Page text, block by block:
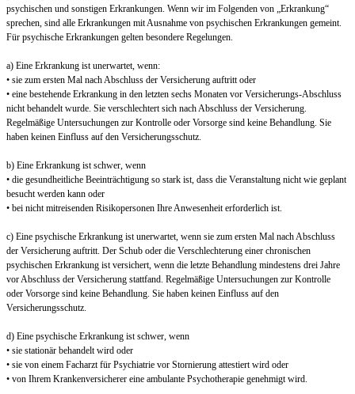
psychischen und sonstigen Erkrankungen. Wenn wir im Folgenden von „Erkrankung“
sprechen, sind alle Erkrankungen mit Ausnahme von psychischen Erkrankungen gemeint.
Für psychische Erkrankungen gelten besondere Regelungen.
a) Eine Erkrankung ist unerwartet, wenn:
• sie zum ersten Mal nach Abschluss der Versicherung auftritt oder
• eine bestehende Erkrankung in den letzten sechs Monaten vor Versicherungs-Abschluss
nicht behandelt wurde. Sie verschlechtert sich nach Abschluss der Versicherung.
Regelmäßige Untersuchungen zur Kontrolle oder Vorsorge sind keine Behandlung. Sie
haben keinen Einfluss auf den Versicherungsschutz.
b) Eine Erkrankung ist schwer, wenn
• die gesundheitliche Beeinträchtigung so stark ist, dass die Veranstaltung nicht wie geplant
besucht werden kann oder
• bei nicht mitreisenden Risikopersonen Ihre Anwesenheit erforderlich ist.
c) Eine psychische Erkrankung ist unerwartet, wenn sie zum ersten Mal nach Abschluss
der Versicherung auftritt. Der Schub oder die Verschlechterung einer chronischen
psychischen Erkrankung ist versichert, wenn die letzte Behandlung mindestens drei Jahre
vor Abschluss der Versicherung stattfand. Regelmäßige Untersuchungen zur Kontrolle
oder Vorsorge sind keine Behandlung. Sie haben keinen Einfluss auf den
Versicherungsschutz.
d) Eine psychische Erkrankung ist schwer, wenn
• sie stationär behandelt wird oder
• sie von einem Facharzt für Psychiatrie vor Stornierung attestiert wird oder
• von Ihrem Krankenversicherer eine ambulante Psychotherapie genehmigt wird.